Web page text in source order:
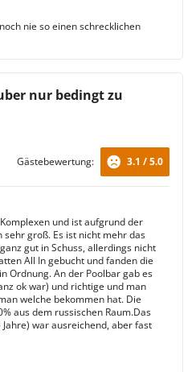
nie so einen schrecklichen
nur bedingt zu
Gästebewertung: 3.1 / 5.0
und ist aufgrund der
groß. Es ist nicht mehr das
gut in Schuss, allerdings nicht
All In gebucht und fanden die
Ordnung. An der Poolbar gab es
ok war) und richtige und man
welche bekommen hat. Die
aus dem russischen Raum.Das
war ausreichend, aber fast